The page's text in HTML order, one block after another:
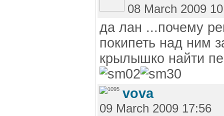
08 March 2009
да лан ...почему
покипеть над ним
крылышко найти
vova
09 March 2009 17:56